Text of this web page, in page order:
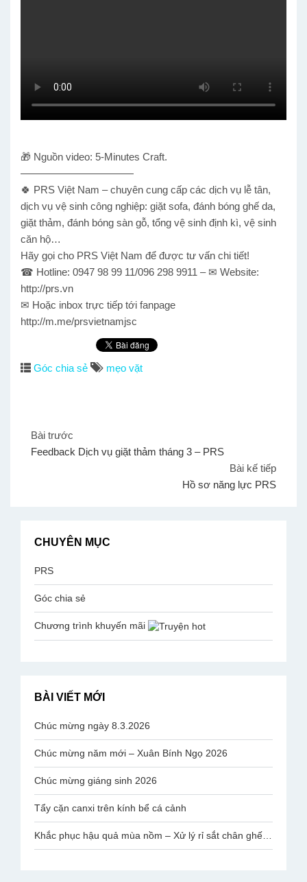
🎁 Nguồn video: 5-Minutes Craft.
———————————
🍀 PRS Việt Nam – chuyên cung cấp các dịch vụ lễ tân,
dịch vụ vệ sinh công nghiệp: giặt sofa, đánh bóng ghế da,
giặt thảm, đánh bóng sàn gỗ, tổng vệ sinh định kì, vệ sinh
căn hộ…
Hãy gọi cho PRS Việt Nam để được tư vấn chi tiết!
☎ Hotline: 0947 98 99 11/096 298 9911 – ✉ Website:
http://prs.vn
✉ Hoặc inbox trực tiếp tới fanpage
http://m.me/prsvietnamjsc
Góc chia sẻ mẹo vặt
Bài trước
Feedback Dịch vụ giặt thảm tháng 3 – PRS
Bài kế tiếp
Hồ sơ năng lực PRS
CHUYÊN MỤC
PRS
Góc chia sẻ
Chương trình khuyến mãi
BÀI VIẾT MỚI
Chúc mừng ngày 8.3.2026
Chúc mừng năm mới – Xuân Bính Ngọ 2026
Chúc mừng giáng sinh 2026
Tẩy cặn canxi trên kính bể cá cảnh